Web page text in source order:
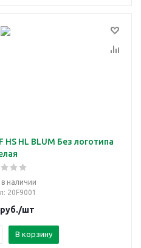
HS HL BLUM Без логотипа
наличии
: 20F9001
/шт
В корзину